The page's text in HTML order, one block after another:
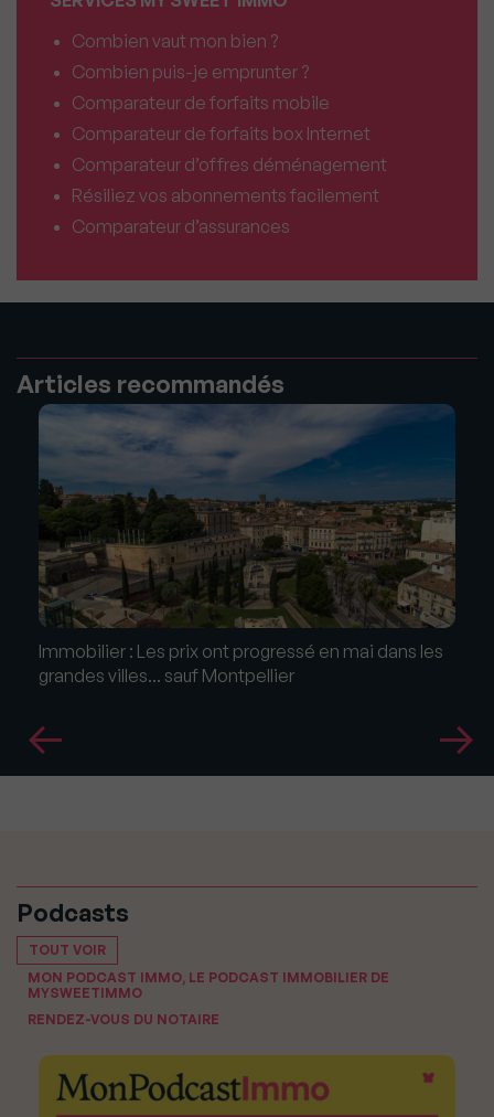
Combien vaut mon bien ?
Combien puis-je emprunter ?
Comparateur de forfaits mobile
Comparateur de forfaits box Internet
Comparateur d’offres déménagement
Résiliez vos abonnements facilement
Comparateur d’assurances
Articles recommandés
Immobilier : Les prix ont progressé en mai dans les
grandes villes... sauf Montpellier
Podcasts
TOUT VOIR
MON PODCAST IMMO, LE PODCAST IMMOBILIER DE
MYSWEETIMMO
RENDEZ-VOUS DU NOTAIRE